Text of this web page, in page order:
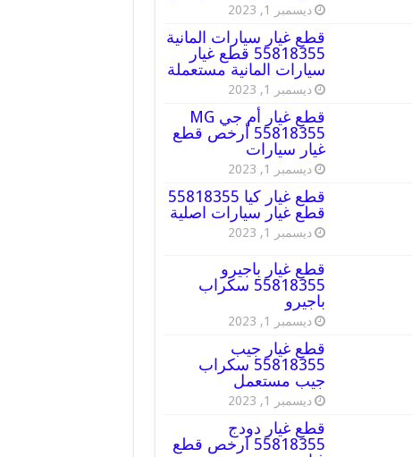
ديسمبر 1, 2023
قطع غيار سيارات المانية
55818355 قطع غيار
سيارات المانية مستعملة
ديسمبر 1, 2023
قطع غيار أم جي MG
55818355 أرخص قطع
غيار سيارات
ديسمبر 1, 2023
قطع غيار كيا 55818355
قطع غيار سيارات اصلية
ديسمبر 1, 2023
قطع غيار باجيرو
55818355 سكراب
باجيرو
ديسمبر 1, 2023
قطع غيار جيب
55818355 سكراب
جيب مستعمل
ديسمبر 1, 2023
قطع غيار دودج
55818355 ارخص قطع